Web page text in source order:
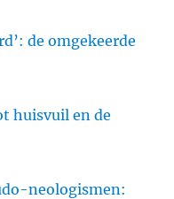
de omgekeerde
huisvuil en de
neologismen: